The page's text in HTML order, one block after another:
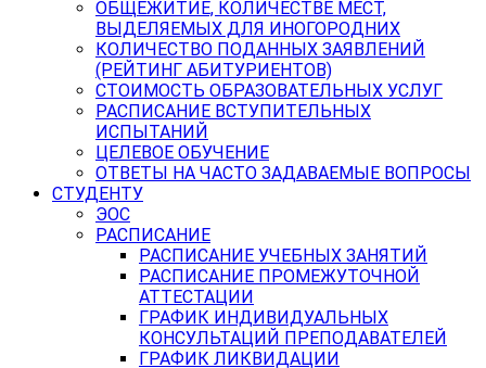
ОБЩЕЖИТИЕ, КОЛИЧЕСТВЕ МЕСТ,
ВЫДЕЛЯЕМЫХ ДЛЯ ИНОГОРОДНИХ
КОЛИЧЕСТВО ПОДАННЫХ ЗАЯВЛЕНИЙ
(РЕЙТИНГ АБИТУРИЕНТОВ)
СТОИМОСТЬ ОБРАЗОВАТЕЛЬНЫХ УСЛУГ
РАСПИСАНИЕ ВСТУПИТЕЛЬНЫХ
ИСПЫТАНИЙ
ЦЕЛЕВОЕ ОБУЧЕНИЕ
ОТВЕТЫ НА ЧАСТО ЗАДАВАЕМЫЕ ВОПРОСЫ
СТУДЕНТУ
ЭОС
РАСПИСАНИЕ
РАСПИСАНИЕ УЧЕБНЫХ ЗАНЯТИЙ
РАСПИСАНИЕ ПРОМЕЖУТОЧНОЙ
АТТЕСТАЦИИ
ГРАФИК ИНДИВИДУАЛЬНЫХ
КОНСУЛЬТАЦИЙ ПРЕПОДАВАТЕЛЕЙ
ГРАФИК ЛИКВИДАЦИИ